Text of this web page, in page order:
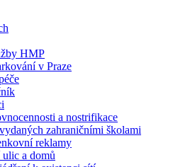
HMP
v Praze
a nostrifikace
zahraničními školami
reklamy
a domů